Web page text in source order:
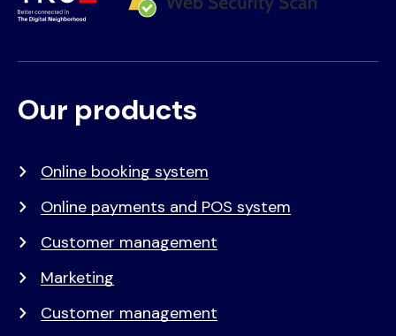
Voet
Primair
Our products
Online booking system
Online payments and POS system
Customer management
Marketing
Customer management